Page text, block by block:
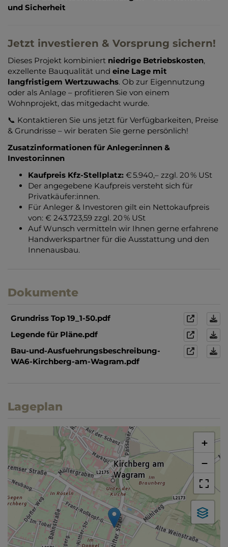
und Sicherheit
Jetzt investieren & Vorsprung sichern!
Dieses Projekt kombiniert niedrige Betriebskosten,
exzellente Bauqualität und eine Lage mit
langfristigem Wertzuwachs. Ob zur Eigennutzung
oder als Anlage – profitieren Sie von einem
Wohnprojekt, das mitgedacht wurde.
📞 Kontaktieren Sie uns jetzt für Verfügbarkeiten, Preise
& Grundrisse – wir beraten Sie gerne persönlich!
Zusatzinformationen für Anleger:innen &
Investor:innen
Kaufpreis Kfz-Stellplatz: € 5.940,– zzgl. 20 % USt
Der angegebene Kaufpreis versteht sich für
Privatkäufer:innen.
Für Anleger & Investoren gilt ein Nettokaufpreis
von: € 243.723,59 zzgl. 20 % USt
Auf Wunsch vermitteln wir Ihnen gerne erfahrene
Handwerkspartner für die Ausstattung und den
Innenausbau.
Dokumente
Grundriss Top 19_1-50.pdf
Legende für Pläne.pdf
Bau-und-Ausfuehrungsbeschreibung-
WA6-Kirchberg-am-Wagram.pdf
Lageplan
+
−